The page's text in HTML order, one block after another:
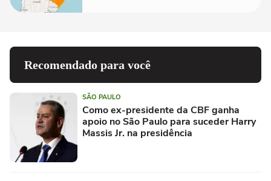
Recomendado para você
SÃO PAULO
Como ex-presidente da CBF ganha
apoio no São Paulo para suceder Harry
Massis Jr. na presidência